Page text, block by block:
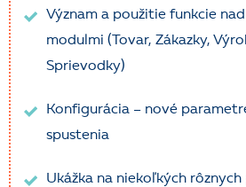
Význam a použitie funkcie
modulmi (Tovar, Zákazky,
Sprievodky)
Konfigurácia – nové
spustenia
Ukážka na niekoľkých